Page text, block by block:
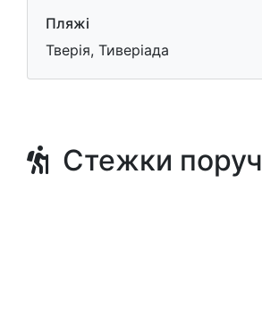
Пляжі
Тверія, Тиверіада
Стежки поруч